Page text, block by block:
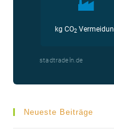
Neueste Beiträge